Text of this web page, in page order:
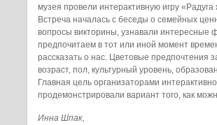
музея провели интерактивную игру «Радуга
Встреча началась с беседы о семейных
вопросы викторины, узнавали интересные
предпочитаем в тот или иной момент
рассказать о нас. Цветовые предпочтения
возраст, пол, культурный уровень,
Главная цель организаторами
продемонстрировали вариант того, как
Инна Шпак,